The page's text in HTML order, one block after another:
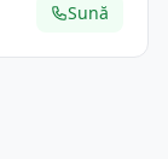
Sună